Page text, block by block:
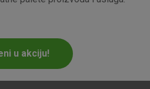
u akciju!
kolačići